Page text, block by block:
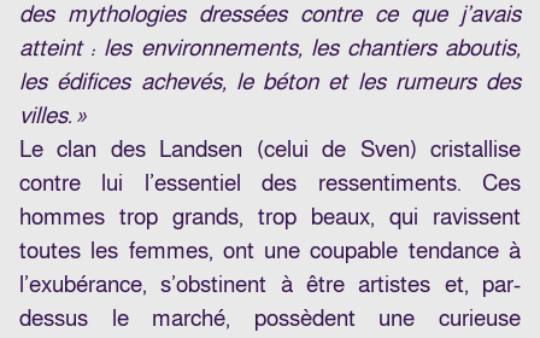
des mythologies dressées contre ce que j’avais
atteint : les environnements, les chantiers aboutis,
les édifices achevés, le béton et les rumeurs des
villes. »
Le clan des Landsen (celui de Sven) cristallise
contre lui l’essentiel des ressentiments. Ces
hommes trop grands, trop beaux, qui ravissent
toutes les femmes, ont une coupable tendance à
l’exubérance, s’obstinent à être artistes et, par-
dessus le marché, possèdent une curieuse